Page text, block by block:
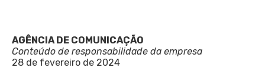
AGÊNCIA DE COMUNICAÇÃO
Conteúdo de responsabilidade da empresa
28 de fevereiro de 2024